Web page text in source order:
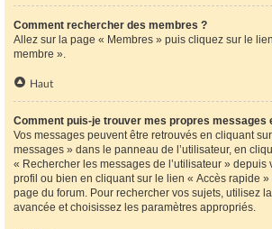
Comment rechercher des membres ?
Allez sur la page « Membres » puis cliquez sur le
membre ».
Haut
Comment puis-je trouver mes propres messages
Vos messages peuvent être retrouvés en cliquant
messages » dans le panneau de l’utilisateur, en
« Rechercher les messages de l’utilisateur » depuis
profil ou bien en cliquant sur le lien « Accès rapide »
page du forum. Pour rechercher vos sujets, utilisez
avancée et choisissez les paramètres appropriés.